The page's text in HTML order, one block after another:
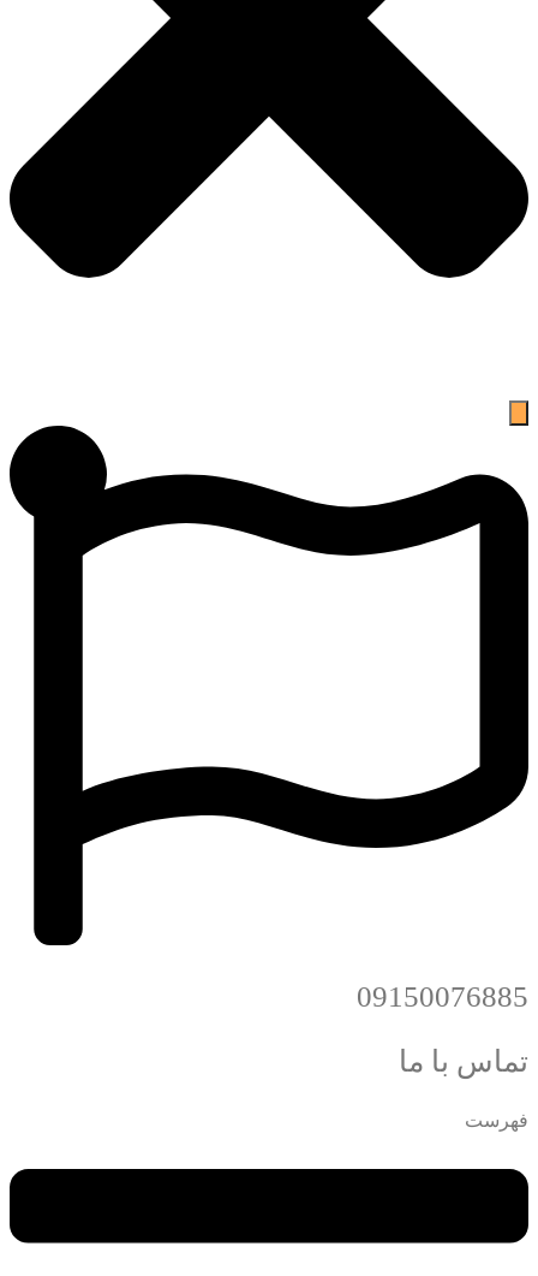
09150076885
تماس با ما
فهرست